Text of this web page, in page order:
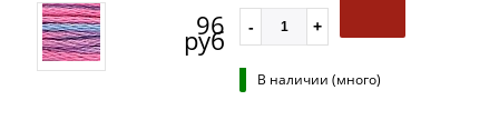
96
руб
В наличии (много)